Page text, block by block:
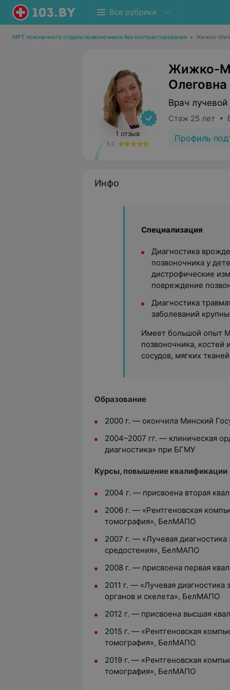
Все рубрики
МРТ поясничного отдела позвоночника без контрастирования • Жижко-
1 отзыв
5.0
Жижко-
Олеговна
Врач
Стаж 25 лет •
Профиль
Инфо
Специализация
Диагностика
позвоночника у
дистрофические
повреждение
Диагностика
заболеваний
Имеет большой опыт
позвоночника, костей
сосудов, мягких
Образование
2000 г. — окончила Минский
2004–2007 гг. — клиническая
диагностика» при БГМУ
Курсы, повышение квалификации
2004 г. — присвоена вторая
2006 г. — «Рентгеновская
томография», БелМАПО
2007 г. — «Лучевая
средостения», БелМАПО
2008 г. — присвоена первая
2011 г. — «Лучевая диагностика
органов и скелета», БелМАПО
2012 г. — присвоена высшая
2015 г. — «Рентгеновская
томография», БелМАПО
2019 г. — «Рентгеновская
томография», БелМАПО